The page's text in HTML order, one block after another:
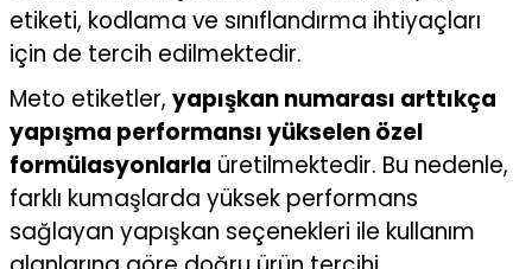
etiketi, kodlama ve sınıflandırma ihtiyaçları
için de tercih edilmektedir.
Meto etiketler, yapışkan numarası arttıkça
yapışma performansı yükselen özel
formülasyonlarla üretilmektedir. Bu nedenle,
farklı kumaşlarda yüksek performans
sağlayan yapışkan seçenekleri ile kullanım